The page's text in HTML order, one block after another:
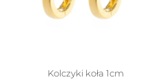
Kolczyki koła 1cm